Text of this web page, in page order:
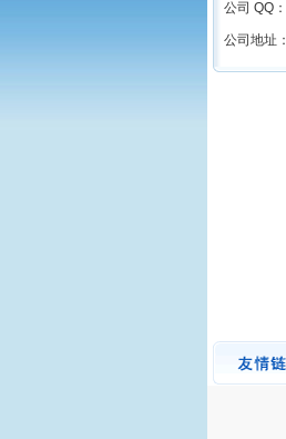
公司 QQ：
公司地址：